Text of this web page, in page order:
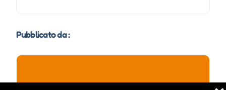
Pubblicato da :